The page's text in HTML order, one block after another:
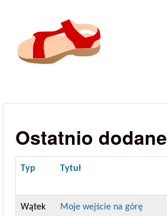
Ostatnio dodane
Typ Tytuł
Wątek
Moje wejście na górę